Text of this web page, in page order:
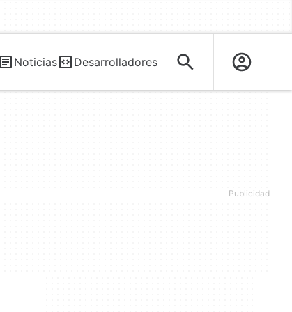
Noticias Desarrolladores